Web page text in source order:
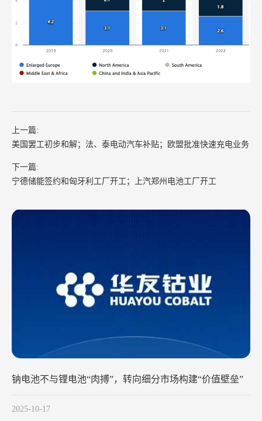
钠电池不与锂电池“肉搏”，转向细分市场构建“价值壁垒”
2025-10-17
上一篇:
美国罢工初步和解；法、泰电动汽车补贴；欧盟批准快速充电业务
下一篇:
宁德储能签约和匈牙利工厂开工；上汽郑州电池工厂开工